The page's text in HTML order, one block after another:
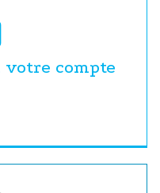
votre compte